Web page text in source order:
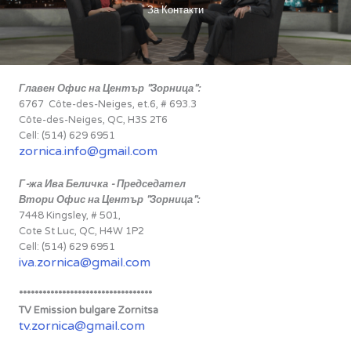
За Контакти
Главен Офис на Център "Зорница":
6767 Côte-des-Neiges, et.6, # 693.3
Côte-des-Neiges, QC, H3S 2T6
Cell: (514) 629 6951
zornica.info@gmail.com
Г-жа Ива Беличка - Председател
Втори Офис на Център "Зорница":
7448 Kingsley, # 501,
Cote St Luc, QC, H4W 1P2
Cell: (514) 629 6951
iva.zornica@gmail.com
**********************************
TV Emission bulgare Zornitsa
tv.zornica@gmail.com